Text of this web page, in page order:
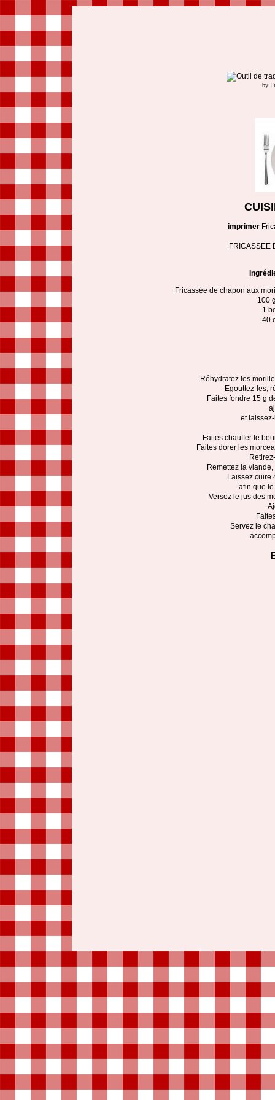
by
imprimer
FRICASSEE
Fricassée de chapon aux
100
1
40
Réhydratez les
Egouttez-les,
Faites fondre 15 g
et
Faites chauffer le
Faites dorer les
Remettez la
Laissez cuire
afin que
Versez le jus des
Servez le